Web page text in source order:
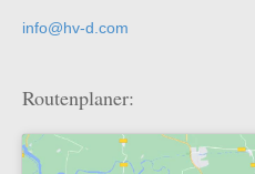
info@hv-d.com
Routenplaner: